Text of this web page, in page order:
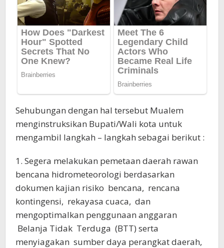
Sehubungan dengan hal tersebut Mualem
menginstruksikan Bupati/Wali kota untuk
mengambil langkah – langkah sebagai berikut :
1. Segera melakukan pemetaan daerah rawan
bencana hidrometeorologi berdasarkan
dokumen kajian risiko bencana, rencana
kontingensi, rekayasa cuaca, dan
mengoptimalkan penggunaan anggaran
Belanja Tidak Terduga (BTT) serta
menyiagakan sumber daya perangkat daerah,